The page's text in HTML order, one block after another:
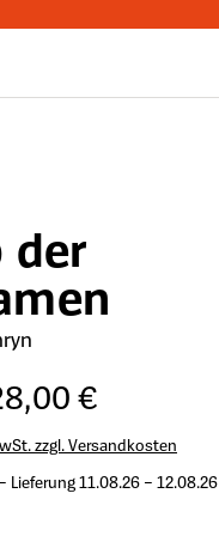
der
€
zzgl. Versandkosten
Lieferung 11.08.26 – 12.08.26